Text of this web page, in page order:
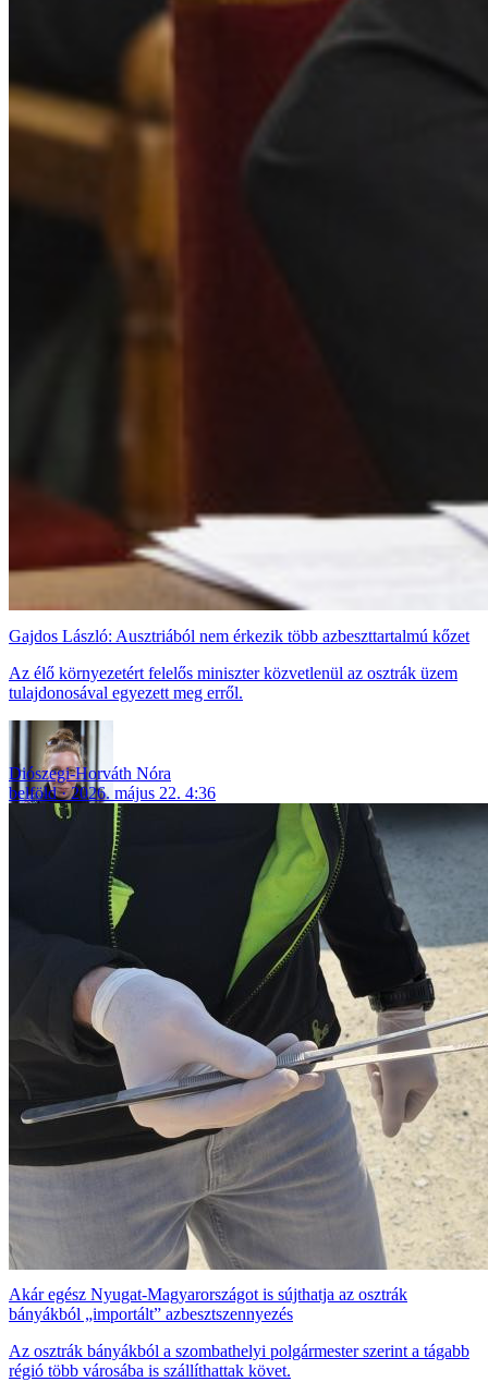
Gajdos László: Ausztriából nem érkezik több azbeszttartalmú kőzet
Az élő környezetért felelős miniszter közvetlenül az osztrák üzem
tulajdonosával egyezett meg erről.
Diószegi-Horváth Nóra
belföld
2026. május 22. 4:36
Akár egész Nyugat-Magyarországot is sújthatja az osztrák
bányákból „importált” azbesztszennyezés
Az osztrák bányákból a szombathelyi polgármester szerint a tágabb
régió több városába is szállíthattak követ.